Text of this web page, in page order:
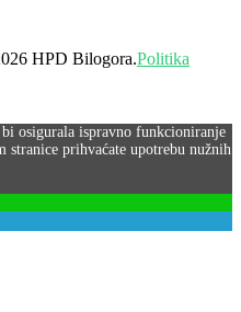
HPD Bilogora.Politika
osigurala ispravno funkcioniranje
prihvaćate upotrebu nužnih